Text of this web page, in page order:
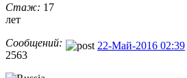
Стаж: 17
лет
Сообщений:
2563
22-Май-2016 02:39